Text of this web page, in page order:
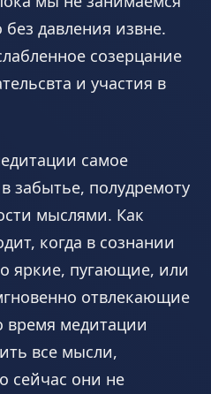
давления извне.
созерцание
и участия в
самое
забытье, полудремоту
мыслями. Как
когда в сознании
яркие, пугающие, или
отвлекающие
время медитации
все мысли,
сейчас они не